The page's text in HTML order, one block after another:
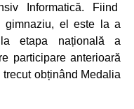
Informatică. Fiind
gimnaziu, el este la a
la etapa națională a
participare anterioară
obținând Medalia